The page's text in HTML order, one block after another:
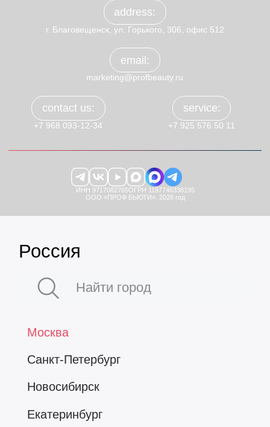
email:
marketing@profbeauty.ru
contact us:
+7 968 093-12-34
service:
+7 925 576 50 11
address:
г. Благовещенск, ул. Горького, 306, офис 512
ИНН 9717082765ОГРН 1197746338195
ООО «ПРОФ БЬЮТИ». 2026 год
Россия
Москва
Санкт-Петербург
Новосибирск
Екатеринбург